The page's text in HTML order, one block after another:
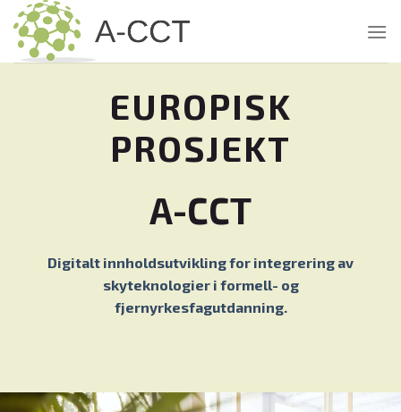
Skip
content
EUROPISK
PROSJEKT
A-CCT
Digitalt innholdsutvikling for integrering av
skyteknologier i formell- og
fjernyrkesfagutdanning.